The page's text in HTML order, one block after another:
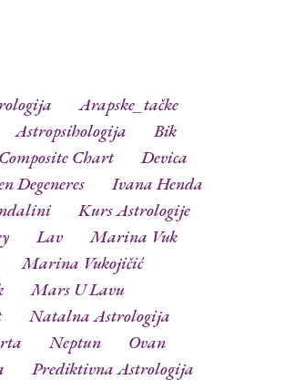
Arapske_tačke
Astropsihologija
Bik
Composite Chart
Devica
Degeneres
Ivana Henda
Kurs Astrologije
Lav
Marina Vuk
Marina Vukojičić
Mars U Lavu
Natalna Astrologija
Neptun
Ovan
Prediktivna Astrologija